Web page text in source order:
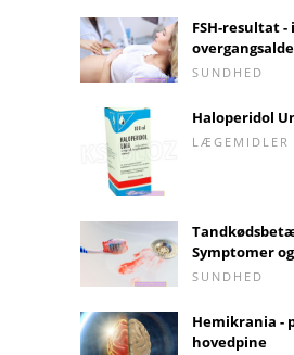
FSH-resultat
SUNDHED
Haloperidol
LÆGEMIDLER
Symptomer
SUNDHED
Hemikrania -
hovedpine